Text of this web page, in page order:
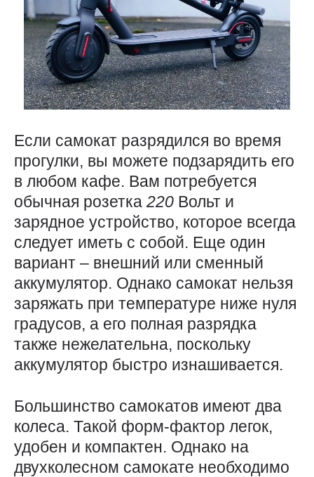
Если самокат разрядился во время
прогулки, вы можете подзарядить его
в любом кафе. Вам потребуется
обычная розетка 220 Вольт и
зарядное устройство, которое всегда
следует иметь с собой. Еще один
вариант – внешний или сменный
аккумулятор. Однако самокат нельзя
заряжать при температуре ниже нуля
градусов, а его полная разрядка
также нежелательна, поскольку
аккумулятор быстро изнашивается.
Большинство самокатов имеют два
колеса. Такой форм-фактор легок,
удобен и компактен. Однако на
двухколесном самокате необходимо